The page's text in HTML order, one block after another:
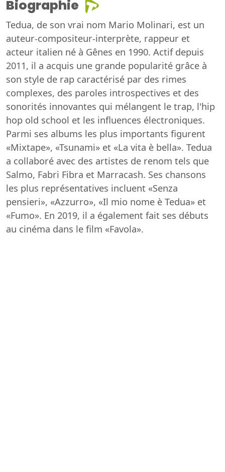
Biographie
Tedua, de son vrai nom Mario Molinari, est un
auteur-compositeur-interprète, rappeur et
acteur italien né à Gênes en 1990. Actif depuis
2011, il a acquis une grande popularité grâce à
son style de rap caractérisé par des rimes
complexes, des paroles introspectives et des
sonorités innovantes qui mélangent le trap, l'hip
hop old school et les influences électroniques.
Parmi ses albums les plus importants figurent
«Mixtape», «Tsunami» et «La vita è bella». Tedua
a collaboré avec des artistes de renom tels que
Salmo, Fabri Fibra et Marracash. Ses chansons
les plus représentatives incluent «Senza
pensieri», «Azzurro», «Il mio nome è Tedua» et
«Fumo». En 2019, il a également fait ses débuts
au cinéma dans le film «Favola».